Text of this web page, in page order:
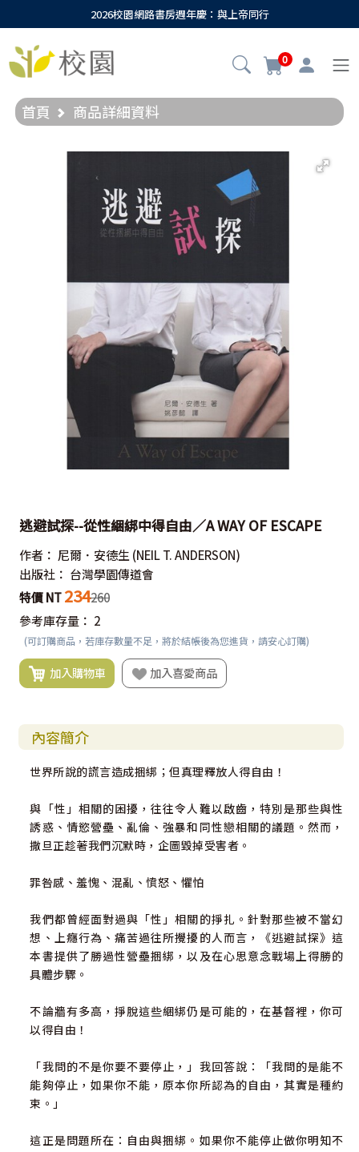
2026校園網路書房週年慶：與上帝同行
0
首頁 商品詳細資料
逃避試探--從性綑綁中得自由／A WAY OF ESCAPE
作者： 尼爾．安德生 (NEIL T. ANDERSON)
出版社： 台灣學園傳道會
特價 NT 234260
參考庫存量： 2
(可訂購商品，若庫存數量不足，將於結帳後為您進貨，請安心訂購)
加入購物車 加入喜愛商品
內容簡介
世界所說的謊言造成捆綁；但真理釋放人得自由！
與「性」相關的困擾，往往令人難以啟齒，特別是那些與性
誘惑、情慾營壘、亂倫、強暴和同性戀相關的議題。然而，
撒旦正趁著我們沉默時，企圖毀掉受害者。
罪咎感、羞愧、混亂、憤怒、懼怕
我們都曾經面對過與「性」相關的掙扎。針對那些被不當幻
想、上癮行為、痛苦過往所攪擾的人而言，《逃避試探》這
本書提供了勝過性營壘捆綁，以及在心思意念戰場上得勝的
具體步驟。
不論牆有多高，掙脫這些綑綁仍是可能的，在基督裡，你可
以得自由！
「我問的不是你要不要停止，」我回答說：「我問的是能不
能夠停止，如果你不能，原本你所認為的自由，其實是種約
束。」
這正是問題所在：自由與捆綁。如果你不能停止做你明知不